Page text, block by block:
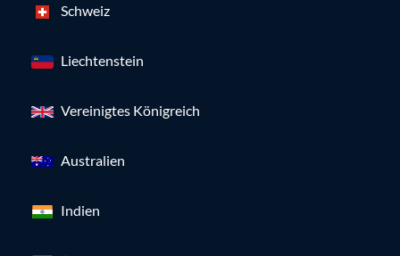
Schweiz
Liechtenstein
Vereinigtes Königreich
Australien
Indien